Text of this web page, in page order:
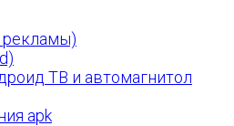
рекламы)
ТВ и автомагнитол
apk